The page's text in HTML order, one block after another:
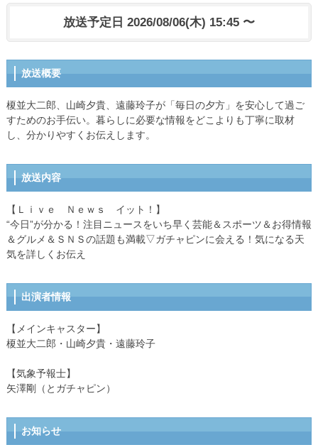
放送予定日 2026/08/06(木) 15:45 〜
放送概要
榎並大二郎、山崎夕貴、遠藤玲子が「毎日の夕方」を安心して過ご
すためのお手伝い。暮らしに必要な情報をどこよりも丁寧に取材
し、分かりやすくお伝えします。
放送内容
【Ｌｉｖｅ Ｎｅｗｓ イット！】
“今日”が分かる！注目ニュースをいち早く芸能＆スポーツ＆お得情報
＆グルメ＆ＳＮＳの話題も満載▽ガチャピンに会える！気になる天
気を詳しくお伝え
出演者情報
【メインキャスター】
榎並大二郎・山崎夕貴・遠藤玲子
【気象予報士】
矢澤剛（とガチャピン）
お知らせ